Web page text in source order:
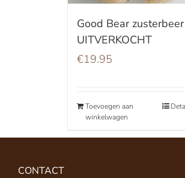
Good Bear zusterbeer
UITVERKOCHT
€19.95
Toevoegen aan
winkelwagen
CONTACT